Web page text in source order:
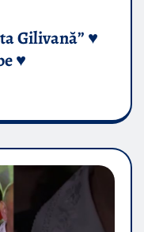
Gilivană” ♥️
♥️